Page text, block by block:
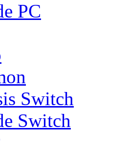
PC
Switch
Switch